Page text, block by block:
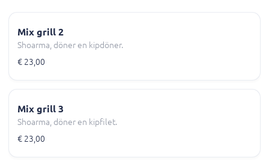
Mix grill 2
Shoarma, döner en kipdöner.
€ 23,00
Mix grill 3
Shoarma, döner en kipfilet.
€ 23,00